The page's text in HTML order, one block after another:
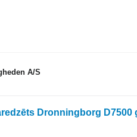
A/S
Dronningborg D7500